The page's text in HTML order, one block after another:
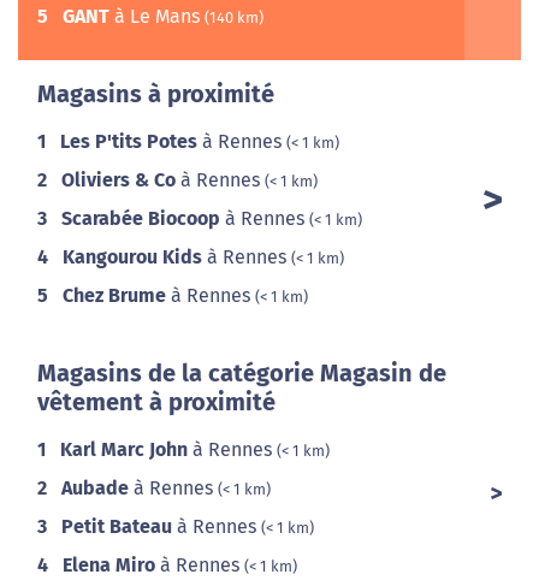
5 GANT à Le Mans (140 km)
Magasins à proximité
1 Les P'tits Potes à Rennes (< 1 km)
2 Oliviers & Co à Rennes (< 1 km)
3 Scarabée Biocoop à Rennes (< 1 km)
4 Kangourou Kids à Rennes (< 1 km)
5 Chez Brume à Rennes (< 1 km)
Magasins de la catégorie Magasin de
vêtement à proximité
1 Karl Marc John à Rennes (< 1 km)
2 Aubade à Rennes (< 1 km)
3 Petit Bateau à Rennes (< 1 km)
4 Elena Miro à Rennes (< 1 km)